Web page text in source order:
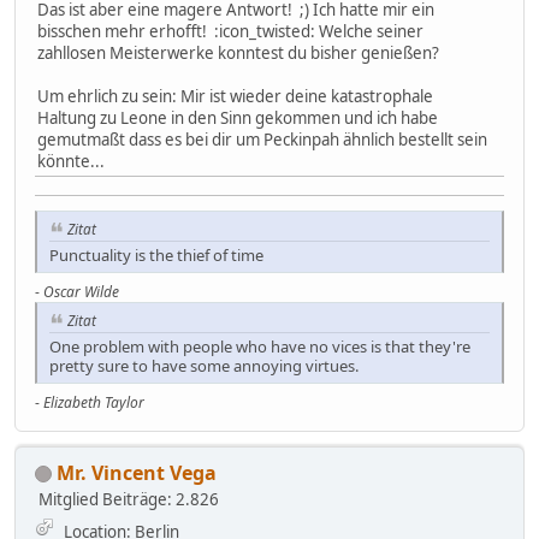
Das ist aber eine magere Antwort! ;) Ich hatte mir ein
bisschen mehr erhofft! :icon_twisted: Welche seiner
zahllosen Meisterwerke konntest du bisher genießen?
Um ehrlich zu sein: Mir ist wieder deine katastrophale
Haltung zu Leone in den Sinn gekommen und ich habe
gemutmaßt dass es bei dir um Peckinpah ähnlich bestellt sein
könnte...
Zitat
Punctuality is the thief of time
- Oscar Wilde
Zitat
One problem with people who have no vices is that they're
pretty sure to have some annoying virtues.
-Elizabeth Taylor
Mr. Vincent Vega
Mitglied Beiträge: 2.826
Location: Berlin